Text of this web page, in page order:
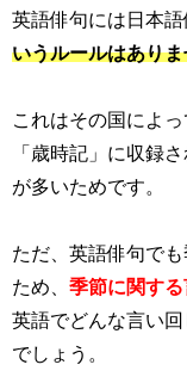
英語俳句には日本
いうルールはあり
これはその国によ
「歳時記」に収録
が多いためです。
ただ、英語俳句で
ため、 季節に関する
英語でどんな言い
でしょう。